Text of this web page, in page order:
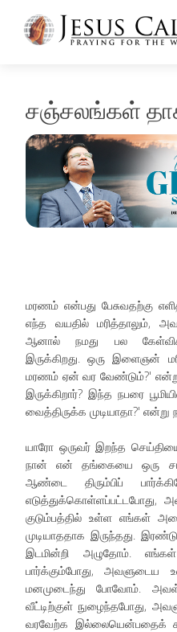
சஞ்சலங்கள்
மரணம் என்பது பேசுவதற்கு
எந்த வயதில் மரித்தாலும்,
ஆனால் நமது பல
இருக்கிறது. ஒரு இளைஞன்
மரணம் ஏன் வர வேண்டும்?'
இருக்கிறார்? இந்த நபரை
வைத்திருக்க முடியாதா?' என்று
யாரோ ஒருவர் இறந்த
நான் என் தங்கையை ஒரு
ஆண்டை திரும்பிப்
எடுத்துக்கொள்ளப்பட்டபோது,
குடும்பத்தில் உள்ள எங்கள்
முடியாததாக இருந்தது.
இடமின்றி அழுதோம்.
பார்க்கும்போது,
மனமுடைந்து போவோம்.
வீட்டிற்குள் நுழைந்தபோது,
வரவேற்க இல்லையென்பதைக்